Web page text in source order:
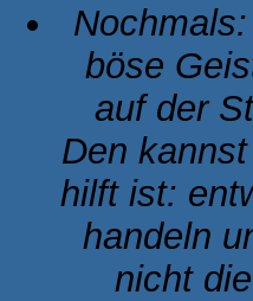
böse
auf der
Den
hilft ist:
handeln
nicht